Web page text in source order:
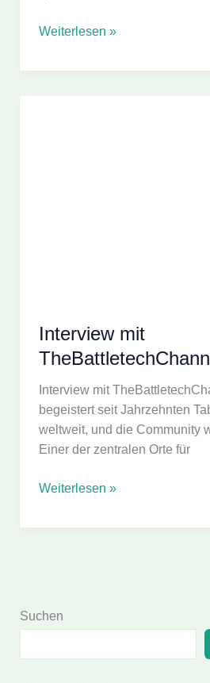
Interview
dem
Weiterlesen »
Interview mit
Interview mit
begeistert seit Jahrzehnten
weltweit, und die Community
Einer der zentralen Orte für
Interview
TheBattletechChannel
Weiterlesen »
Suchen